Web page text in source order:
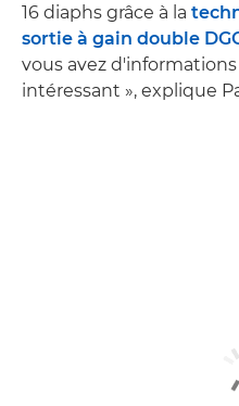
16 diaphs grâce à la
sortie à gain double
vous avez
intéressant », explique